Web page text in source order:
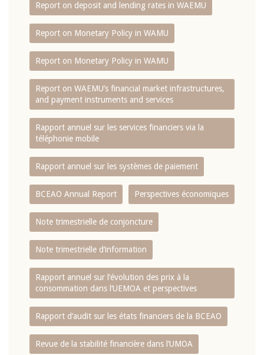
Report on deposit and lending rates in WAEMU
Report on Monetary Policy in WAMU
Report on Monetary Policy in WAMU
Report on WAEMU’s financial market infrastructures,
and payment instruments and services
Rapport annuel sur les services financiers via la
téléphonie mobile
Rapport annuel sur les systèmes de paiement
BCEAO Annual Report Perspectives économiques
Note trimestrielle de conjoncture
Note trimestrielle d‘information
Rapport annuel sur l‘évolution des prix à la
consommation dans l‘UEMOA et perspectives
Rapport d‘audit sur les états financiers de la BCEAO
Revue de la stabilité financière dans l‘UMOA